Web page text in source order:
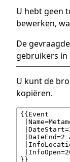
U hebt geen
bewerken,
De
gebruikers in
U kunt de
kopiëren.